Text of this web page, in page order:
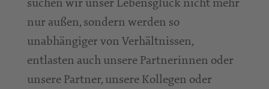
nur außen, sondern werden so
unabhängiger von Verhältnissen,
entlasten auch unsere Partnerinnen oder
unsere Partner, unsere Kollegen oder